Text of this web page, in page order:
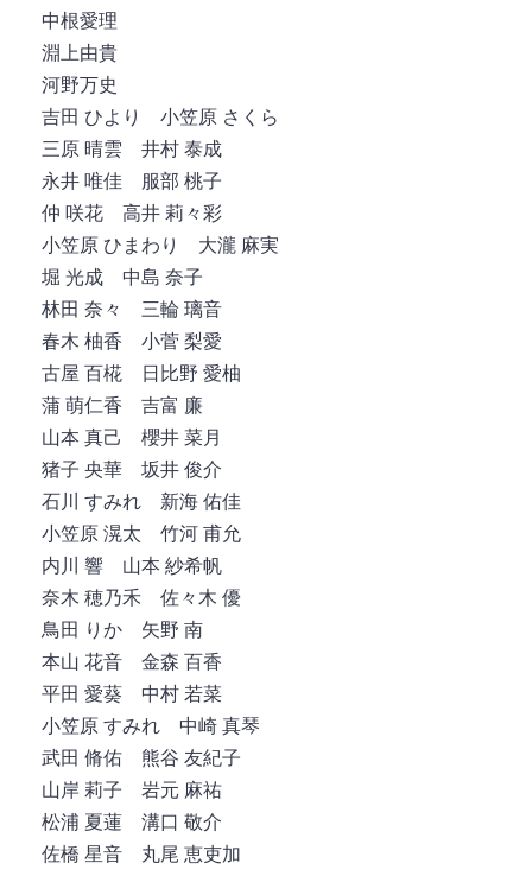
中根愛理
淵上由貴
河野万史
吉田 ひより 小笠原 さくら
三原 晴雲 井村 泰成
永井 唯佳 服部 桃子
仲 咲花 高井 莉々彩
小笠原 ひまわり 大瀧 麻実
堀 光成 中島 奈子
林田 奈々 三輪 璃音
春木 柚香 小菅 梨愛
古屋 百椛 日比野 愛柚
蒲 萌仁香 吉富 廉
山本 真己 櫻井 菜月
猪子 央華 坂井 俊介
石川 すみれ 新海 佑佳
小笠原 滉太 竹河 甫允
内川 響 山本 紗希帆
奈木 穂乃禾 佐々木 優
鳥田 りか 矢野 南
本山 花音 金森 百香
平田 愛葵 中村 若菜
小笠原 すみれ 中崎 真琴
武田 脩佑 熊谷 友紀子
山岸 莉子 岩元 麻祐
松浦 夏蓮 溝口 敬介
佐橋 星音 丸尾 恵吏加